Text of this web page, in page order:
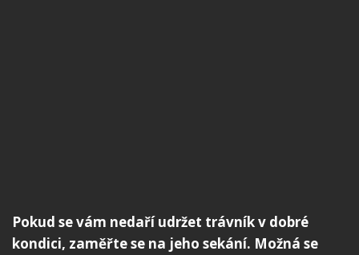
Pokud se vám nedaří udržet trávník v dobré
kondici, zaměřte se na jeho sekání. Možná se